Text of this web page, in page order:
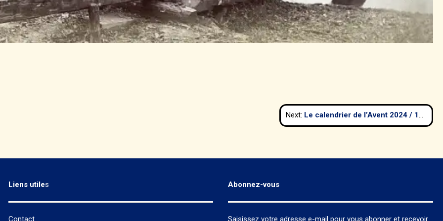
Next: Le calendrier de l’Avent 2024 / 14 – La partie de bésigue (Gustave Caillebotte 1881)
Liens utiles
Contact
Abonnez-vous
Saisissez votre adresse e-mail pour vous abonner et recevoir